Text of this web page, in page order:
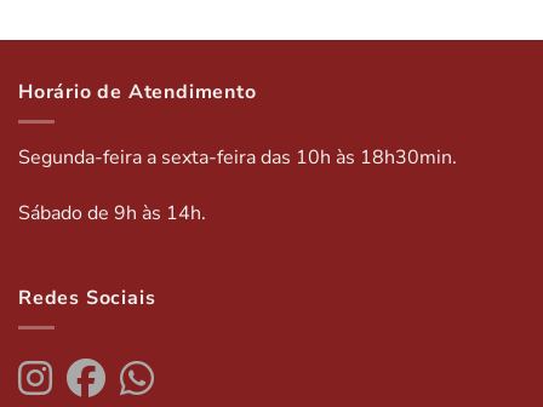
Horário de Atendimento
Segunda-feira a sexta-feira das 10h às 18h30min.
Sábado de 9h às 14h.
Redes Sociais